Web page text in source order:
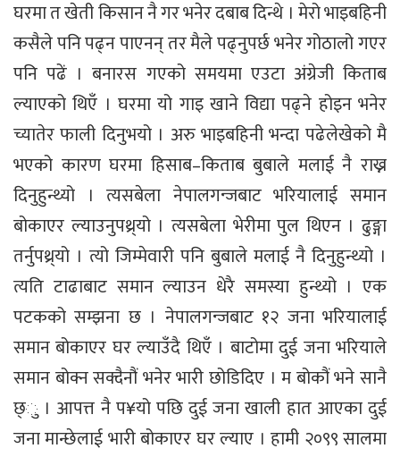
घरमा त खेती किसान नै गर भनेर दबाब दिन्थे । मेरो भाइबहिनी
कसैले पनि पढ्न पाएनन् तर मैले पढ्नुपर्छ भनेर गोठालो गएर
पनि पढें । बनारस गएको समयमा एउटा अंग्रेजी किताब
ल्याएको थिएँ । घरमा यो गाइ खाने विद्या पढ्ने होइन भनेर
च्यातेर फाली दिनुभयो । अरु भाइबहिनी भन्दा पढेलेखेको मै
भएको कारण घरमा हिसाब–किताब बुबाले मलाई नै राख्न
दिनुहुन्थ्यो । त्यसबेला नेपालगन्जबाट भरियालाई समान
बोकाएर ल्याउनुपथ्र्यो । त्यसबेला भेरीमा पुल थिएन । ढुङ्गा
तर्नुपथ्र्यो । त्यो जिम्मेवारी पनि बुबाले मलाई नै दिनुहुन्थ्यो ।
त्यति टाढाबाट समान ल्याउन धेरै समस्या हुन्थ्यो । एक
पटकको सम्झना छ । नेपालगन्जबाट १२ जना भरियालाई
समान बोकाएर घर ल्याउँदै थिएँ । बाटोमा दुई जना भरियाले
समान बोक्न सक्दैनौं भनेर भारी छोडिदिए । म बोकौं भने सानै
छ्ु । आपत्त नै प¥यो पछि दुई जना खाली हात आएका दुई
जना मान्छेलाई भारी बोकाएर घर ल्याए । हामी २०९९ सालमा